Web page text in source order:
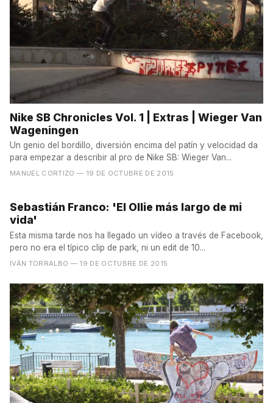
Nike SB Chronicles Vol. 1 | Extras | Wieger Van
Wageningen
Un genio del bordillo, diversión encima del patín y velocidad da
para empezar a describir al pro de Nike SB: Wieger Van...
MANUEL CORTIZO — 19 DE OCTUBRE DE 2015
Sebastián Franco: 'El Ollie más largo de mi
vida'
Esta misma tarde nos ha llegado un vídeo a través de Facebook,
pero no era el típico clip de park, ni un edit de 10...
IVÁN TORRALBO — 19 DE OCTUBRE DE 2015